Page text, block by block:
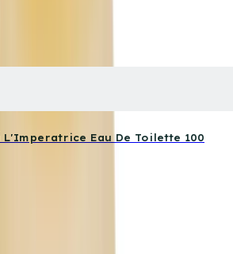
L'Imperatrice Eau De Toilette 100